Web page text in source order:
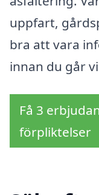
uppfart,
bra att vara
innan du går
Få 3
förpliktelser